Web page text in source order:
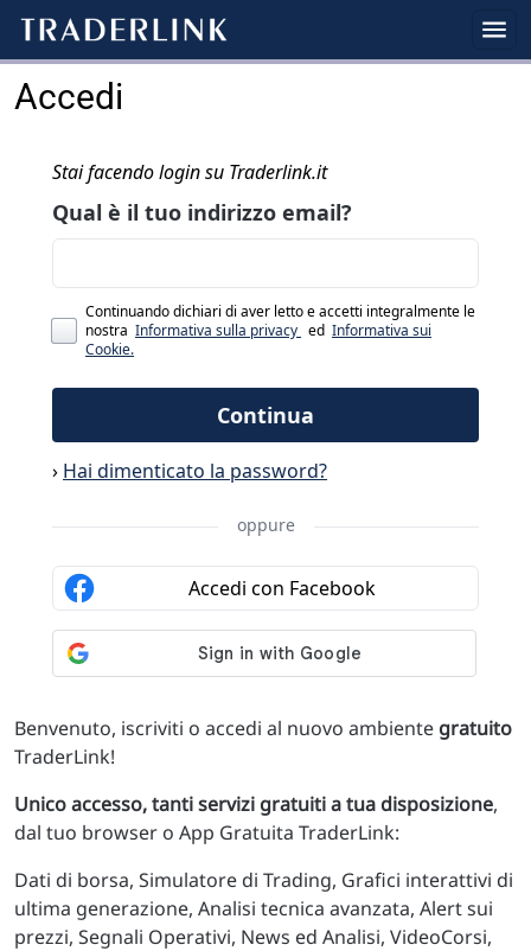
Accedi
Benvenuto, iscriviti o accedi al nuovo ambiente gratuito
TraderLink!
Unico accesso, tanti servizi gratuiti a tua disposizione,
dal tuo browser o App Gratuita TraderLink:
Dati di borsa, Simulatore di Trading, Grafici interattivi di
ultima generazione, Analisi tecnica avanzata, Alert sui
prezzi, Segnali Operativi, News ed Analisi, VideoCorsi,